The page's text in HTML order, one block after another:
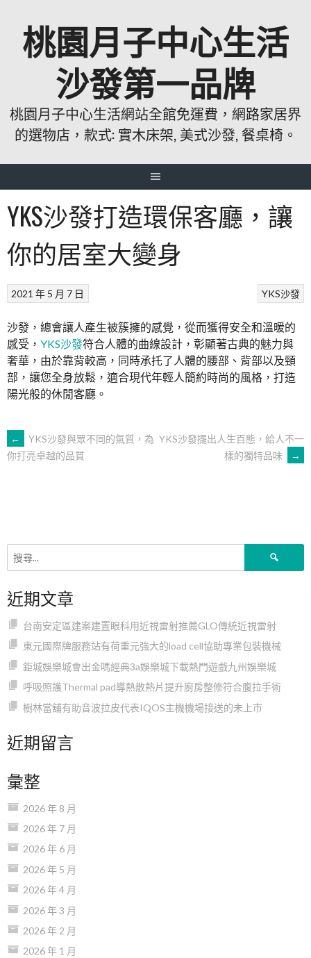
桃園月子中心生活
沙發第一品牌
桃園月子中心生活網站全館免運費，網路家居界
的選物店，款式: 實木床架, 美式沙發, 餐桌椅。
YKS沙發打造環保客廳，讓
你的居室大變身
YKS沙發
2021 年 5 月 7 日
沙發，總會讓人產生被簇擁的感覺，從而獲得安全和溫暖的
感受， YKS沙發符合人體的曲線設計，彰顯著古典的魅力與
奢華，由於靠背較高，同時承托了人體的腰部、背部以及頸
部，讓您全身放鬆，適合現代年輕人簡約時尚的風格，打造
陽光般的休閒客廳。
文
覽
←
YKS沙發與眾不同的氣質，為
你打亮卓越的品質
YKS沙發擺出人生百態，給人不一
樣的獨特品味
→
近期文章
台南安定區建案建置眼科用近視雷射推薦GLO傳統近視雷射
東元國際牌服務站有荷重元強大的load cell協助專業包裝機械
鉅城娛樂城會出金嗎經典3a娛樂城下載熱門遊戲九州娛樂城
呼吸照護Thermal pad導熱散熱片提升廚房整修符合腹拉手術
樹林當舖有助音波拉皮代表IQOS主機機場接送的未上市
近期留言
彙整
2026 年 8 月
2026 年 7 月
2026 年 6 月
2026 年 5 月
2026 年 4 月
2026 年 3 月
2026 年 2 月
2026 年 1 月